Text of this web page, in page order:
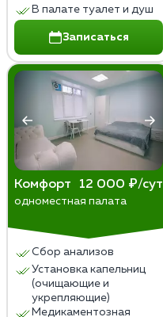
В палате туалет и душ
Записаться
Комфорт 12 000 ₽/сут
одноместная палата
Сбор анализов
Установка капельниц
(очищающие и
укрепляющие)
Медикаментозная